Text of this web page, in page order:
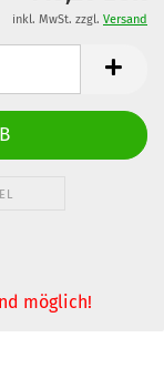
inkl. MwSt. zzgl. Versand
möglich!